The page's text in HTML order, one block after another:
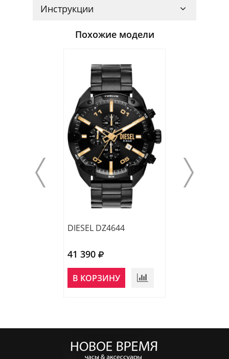
Инструкции
Похожие модели
DIESEL DZ4644
41 390
В КОРЗИНУ